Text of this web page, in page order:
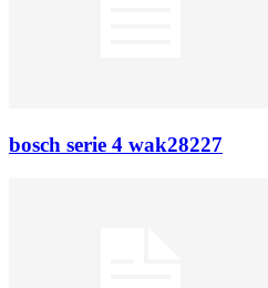
bosch serie 4 wak28227